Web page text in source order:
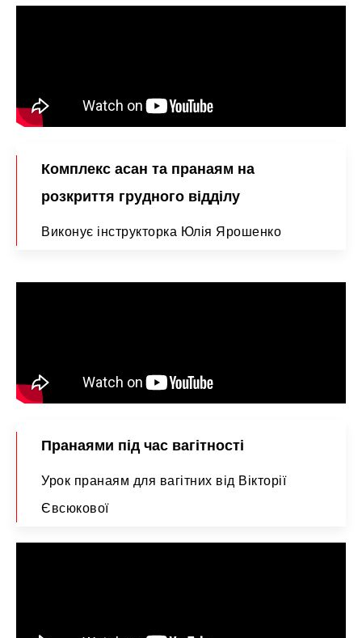
Комплекс асан та пранаям на
розкриття грудного відділу
Виконує інструкторка Юлія Ярошенко
Пранаями під час вагітності
Урок пранаям для вагітних від Вікторії
Євсюкової